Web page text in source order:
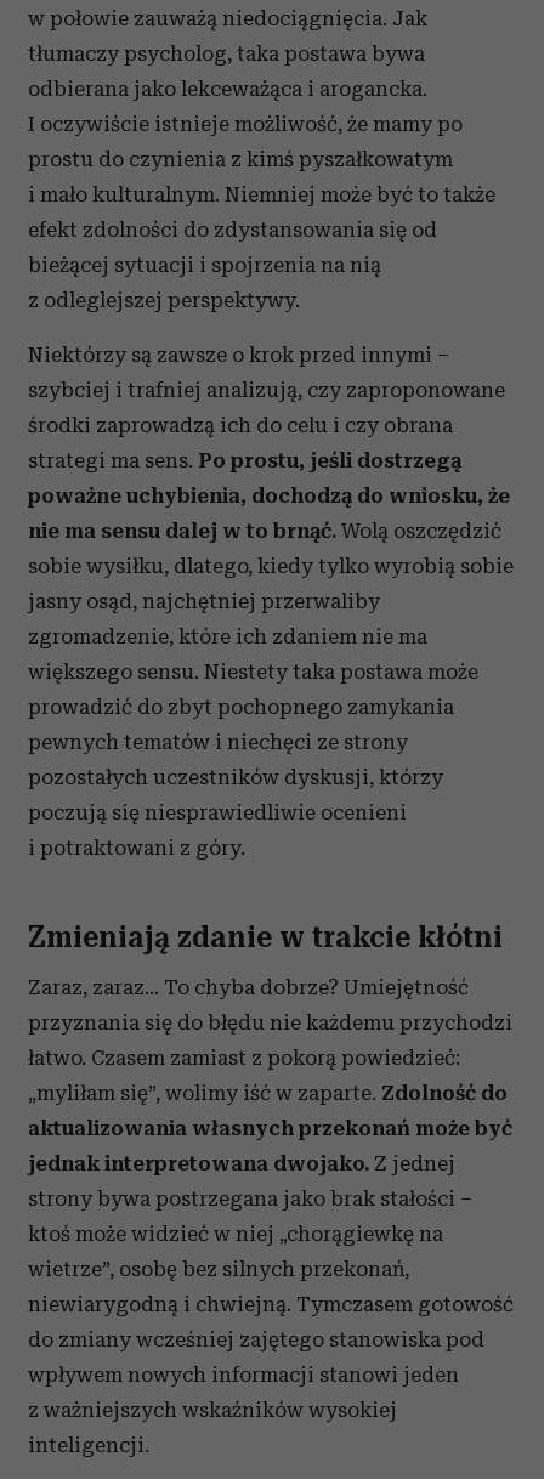
korzystasz z naszej witryny, udostępniamy partnerom
społecznościowym, reklamowym i analitycznym.
Partnerzy mogą połączyć te informacje z innymi danymi
otrzymanymi od Ciebie lub uzyskanymi podczas
korzystania z ich usług.
w połowie zauważą niedociągnięcia. Jak
tłumaczy psycholog, taka postawa bywa
odbierana jako lekceważąca i arogancka.
I oczywiście istnieje możliwość, że mamy po
prostu do czynienia z kimś pyszałkowatym
i mało kulturalnym. Niemniej może być to także
efekt zdolności do zdystansowania się od
bieżącej sytuacji i spojrzenia na nią
z odleglejszej perspektywy.
Niektórzy są zawsze o krok przed innymi –
szybciej i trafniej analizują, czy zaproponowane
środki zaprowadzą ich do celu i czy obrana
strategi ma sens. Po prostu, jeśli dostrzegą
poważne uchybienia, dochodzą do wniosku, że
nie ma sensu dalej w to brnąć. Wolą oszczędzić
sobie wysiłku, dlatego, kiedy tylko wyrobią sobie
jasny osąd, najchętniej przerwaliby
zgromadzenie, które ich zdaniem nie ma
większego sensu. Niestety taka postawa może
prowadzić do zbyt pochopnego zamykania
pewnych tematów i niechęci ze strony
pozostałych uczestników dyskusji, którzy
poczują się niesprawiedliwie ocenieni
i potraktowani z góry.
Zmieniają zdanie w trakcie kłótni
Zaraz, zaraz… To chyba dobrze? Umiejętność
przyznania się do błędu nie każdemu przychodzi
łatwo. Czasem zamiast z pokorą powiedzieć:
„myliłam się”, wolimy iść w zaparte. Zdolność do
aktualizowania własnych przekonań może być
jednak interpretowana dwojako. Z jednej
strony bywa postrzegana jako brak stałości –
ktoś może widzieć w niej „chorągiewkę na
wietrze”, osobę bez silnych przekonań,
niewiarygodną i chwiejną. Tymczasem gotowość
do zmiany wcześniej zajętego stanowiska pod
wpływem nowych informacji stanowi jeden
z ważniejszych wskaźników wysokiej
inteligencji.